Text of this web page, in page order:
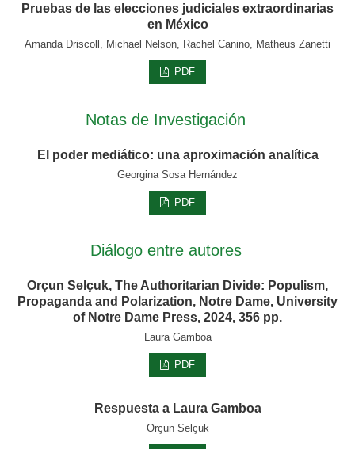
Pruebas de las elecciones judiciales extraordinarias
en México
Amanda Driscoll, Michael Nelson, Rachel Canino, Matheus Zanetti
PDF
Notas de Investigación
El poder mediático: una aproximación analítica
Georgina Sosa Hernández
PDF
Diálogo entre autores
Orçun Selçuk, The Authoritarian Divide: Populism,
Propaganda and Polarization, Notre Dame, University
of Notre Dame Press, 2024, 356 pp.
Laura Gamboa
PDF
Respuesta a Laura Gamboa
Orçun Selçuk